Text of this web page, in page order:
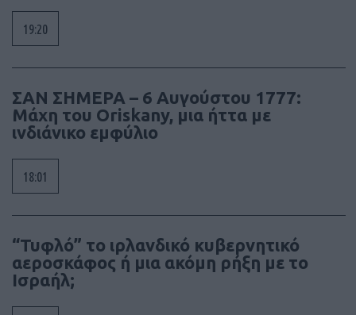
19:20
ΣΑΝ ΣΗΜΕΡΑ – 6 Αυγούστου 1777:
Μάχη του Oriskany, μια ήττα με
ινδιάνικο εμφύλιο
18:01
“Τυφλό” το ιρλανδικό κυβερνητικό
αεροσκάφος ή μια ακόμη ρήξη με το
Ισραήλ;